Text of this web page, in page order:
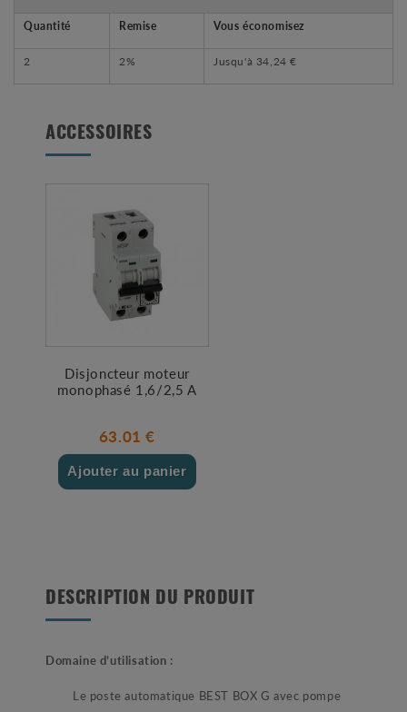
Quantité Remise Vous économisez
2 2% Jusqu'à 34,24 €
ACCESSOIRES
Disjoncteur moteur
monophasé 1,6/2,5 A
63.01 €
Ajouter au panier
DESCRIPTION DU PRODUIT
Domaine d’utilisation :
Le poste automatique BEST BOX G avec pompe